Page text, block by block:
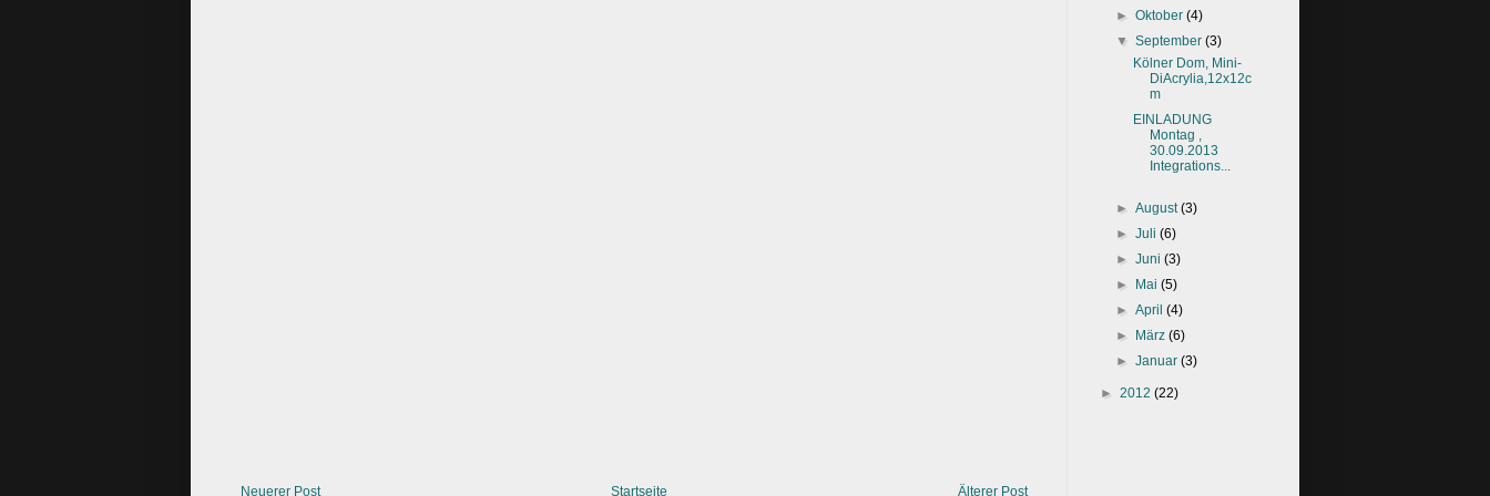
Neuerer Post Älterer Post
Startseite
►Oktober(4)
▼September(3)
Kölner Dom, Mini-
DiAcrylia,12x12c
m
EINLADUNG
Montag ,
30.09.2013
Integrations...
►August(3)
►Juli(6)
►Juni(3)
► Mai(5)
►April(4)
► März(6)
►Januar(3)
► 2012 (22)